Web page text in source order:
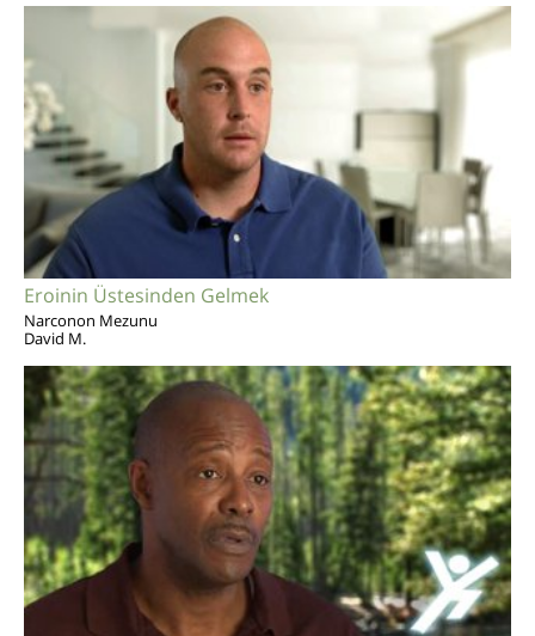
Eroinin Üstesinden Gelmek
Narconon Mezunu
David M.